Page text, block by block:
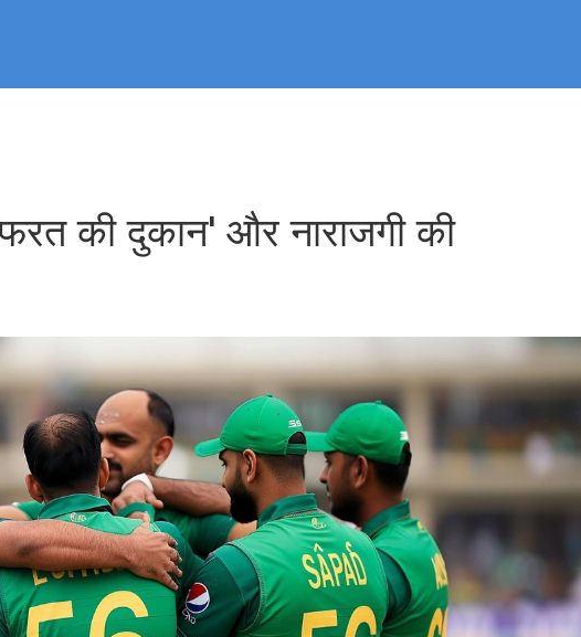
की दुकान' और नाराजगी की